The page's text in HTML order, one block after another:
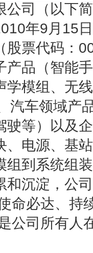
司（以下
年9月15
股票代码：
产品（智能
学模组、无
汽车领域产
驶等）以及
、电源、基
组到系统组
和沉淀，公
命必达、持
公司所有人